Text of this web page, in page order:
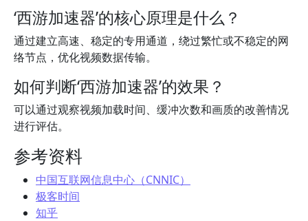
‘西游加速器’的核心原理是什么？
通过建立高速、稳定的专用通道，绕过繁忙或不稳定的网
络节点，优化视频数据传输。
如何判断‘西游加速器’的效果？
可以通过观察视频加载时间、缓冲次数和画质的改善情况
进行评估。
参考资料
中国互联网信息中心（CNNIC）
极客时间
知乎